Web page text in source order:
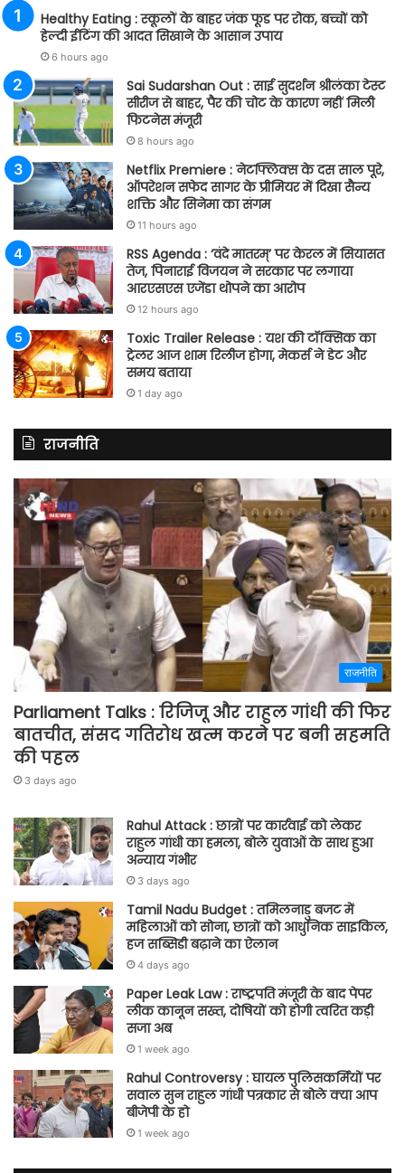
Healthy Eating : स्कूलों के बाहर जंक फूड पर रोक, बच्चों को
हेल्दी ईटिंग की आदत सिखाने के आसान उपाय
6 hours ago
Sai Sudarshan Out : साई सुदर्शन श्रीलंका टेस्ट
सीरीज से बाहर, पैर की चोट के कारण नहीं मिली
फिटनेस मंजूरी
8 hours ago
Netflix Premiere : नेटफ्लिक्स के दस साल पूरे,
ऑपरेशन सफेद सागर के प्रीमियर में दिखा सैन्य
शक्ति और सिनेमा का संगम
11 hours ago
RSS Agenda : ‘वंदे मातरम्’ पर केरल में सियासत
तेज, पिनाराई विजयन ने सरकार पर लगाया
आरएसएस एजेंडा थोपने का आरोप
12 hours ago
Toxic Trailer Release : यश की टॉक्सिक का
ट्रेलर आज शाम रिलीज होगा, मेकर्स ने डेट और
समय बताया
1 day ago
राजनीति
राजनीति
Parliament Talks : रिजिजू और राहुल गांधी की फिर
बातचीत, संसद गतिरोध खत्म करने पर बनी सहमति
की पहल
3 days ago
Rahul Attack : छात्रों पर कार्रवाई को लेकर
राहुल गांधी का हमला, बोले युवाओं के साथ हुआ
अन्याय गंभीर
3 days ago
Tamil Nadu Budget : तमिलनाडु बजट में
महिलाओं को सोना, छात्रों को आधुनिक साइकिल,
हज सब्सिडी बढ़ाने का ऐलान
4 days ago
Paper Leak Law : राष्ट्रपति मंजूरी के बाद पेपर
लीक कानून सख्त, दोषियों को होगी त्वरित कड़ी
सजा अब
1 week ago
Rahul Controversy : घायल पुलिसकर्मियों पर
सवाल सुन राहुल गांधी पत्रकार से बोले क्या आप
बीजेपी के हो
1 week ago